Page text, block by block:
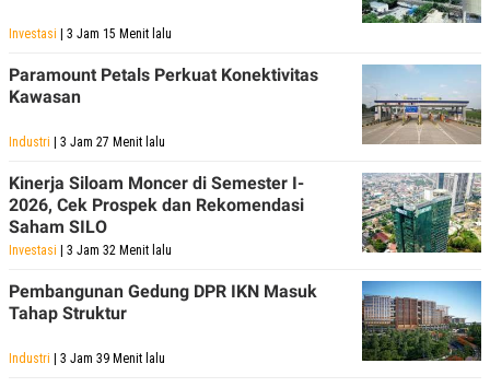
Investasi | 3 Jam 15 Menit lalu
Paramount Petals Perkuat Konektivitas
Kawasan
Industri | 3 Jam 27 Menit lalu
Kinerja Siloam Moncer di Semester I-
2026, Cek Prospek dan Rekomendasi
Saham SILO
Investasi | 3 Jam 32 Menit lalu
Pembangunan Gedung DPR IKN Masuk
Tahap Struktur
Industri | 3 Jam 39 Menit lalu